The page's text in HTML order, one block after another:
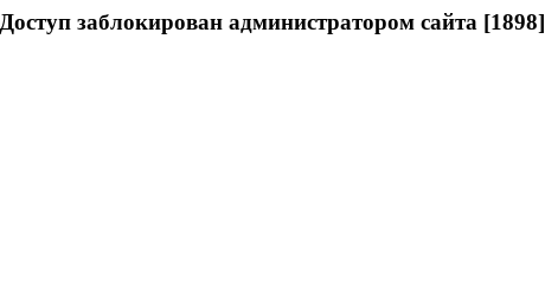
Доступ заблокирован администратором сайта [1898]